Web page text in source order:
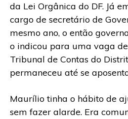
da Lei Orgânica do DF. Já
cargo de secretário de
mesmo ano, o então
o indicou para uma vaga
Tribunal de Contas do
permaneceu até se
Maurílio tinha o hábito de
sem fazer alarde. Era